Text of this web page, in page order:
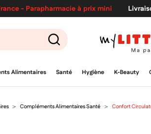
- Parapharmacie à prix mini
PRODUITS
Alimentaires Santé Hygiène K-Beauty
Compléments Alimentaires Santé Confort